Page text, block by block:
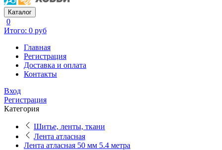
Каталог
0
Итого: 0 руб
Главная
Регистрация
Доставка и оплата
Контакты
Вход
Регистрация
Категория
Шитье, ленты, ткани
Лента атласная
Лента атласная 50 мм 5.4 метра